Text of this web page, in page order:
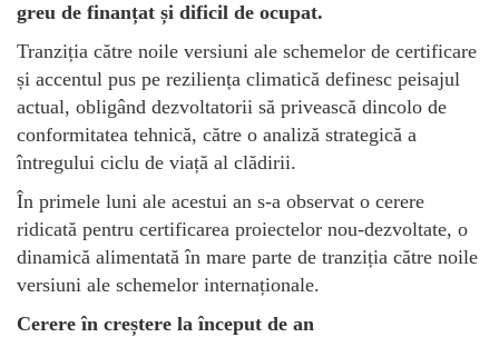
greu de finanțat și dificil de ocupat.
Tranziția către noile versiuni ale schemelor de certificare
și accentul pus pe reziliența climatică definesc peisajul
actual, obligând dezvoltatorii să privească dincolo de
conformitatea tehnică, către o analiză strategică a
întregului ciclu de viață al clădirii.
În primele luni ale acestui an s-a observat o cerere
ridicată pentru certificarea proiectelor nou-dezvoltate, o
dinamică alimentată în mare parte de tranziția către noile
versiuni ale schemelor internaționale.
Cerere în creștere la început de an